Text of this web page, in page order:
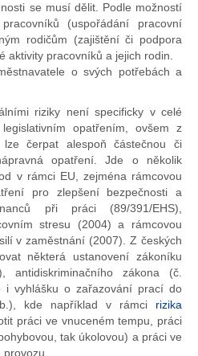
se musí dělit. Podle možností
(uspořádání pracovní
rodičům (zajištění či podpora
aktivity pracovníků a jejich rodin.
o svých potřebách a
riziky není specificky v celé
opatřením, ovšem z
čerpat alespoň částečnou či
opatření. Jde o několik
v rámci EU, zejména rámcovou
pro zlepšení bezpečnosti a
při práci (89/391/EHS),
stresu (2004) a rámcovou
v zaměstnání (2007). Z českých
některá ustanovení zákoníku
antidiskriminačního zákona (č.
i vyhlášku o zařazování prací do
kde například v rámci rizika
práci ve vnuceném tempu, práci
tak úkolovou) a práci ve